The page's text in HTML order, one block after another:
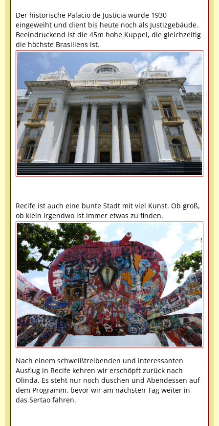
Der historische Palacio de Justicia wurde 1930
eingeweiht und dient bis heute noch als Justizgebäude.
Beeindruckend ist die 45m hohe Kuppel, die gleichzeitig
die höchste Brasiliens ist.
Recife ist auch eine bunte Stadt mit viel Kunst. Ob groß,
ob klein irgendwo ist immer etwas zu finden.
Nach einem schweißtreibenden und interessanten
Ausflug in Recife kehren wir erschöpft zurück nach
Olinda. Es steht nur noch duschen und Abendessen auf
dem Programm, bevor wir am nächsten Tag weiter in
das Sertao fahren.